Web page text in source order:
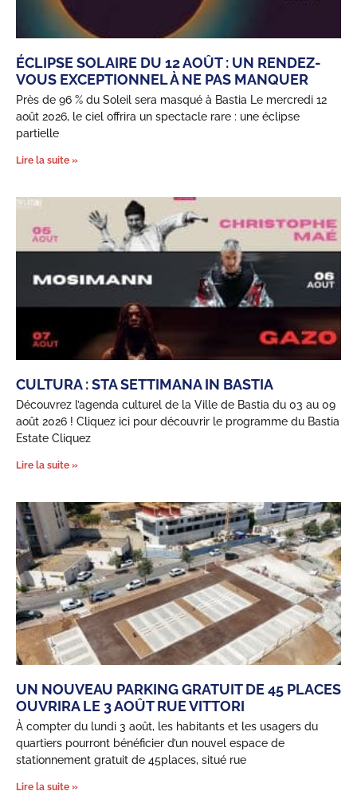
ÉCLIPSE SOLAIRE DU 12 AOÛT : UN RENDEZ-
VOUS EXCEPTIONNEL À NE PAS MANQUER
Près de 96 % du Soleil sera masqué à Bastia Le mercredi 12
août 2026, le ciel offrira un spectacle rare : une éclipse
partielle
Lire la suite »
CULTURA : STA SETTIMANA IN BASTIA
Découvrez l’agenda culturel de la Ville de Bastia du 03 au 09
août 2026 ! Cliquez ici pour découvrir le programme du Bastia
Estate Cliquez
Lire la suite »
UN NOUVEAU PARKING GRATUIT DE 45 PLACES
OUVRIRA LE 3 AOÛT RUE VITTORI
À compter du lundi 3 août, les habitants et les usagers du
quartiers pourront bénéficier d’un nouvel espace de
stationnement gratuit de 45places, situé rue
Lire la suite »